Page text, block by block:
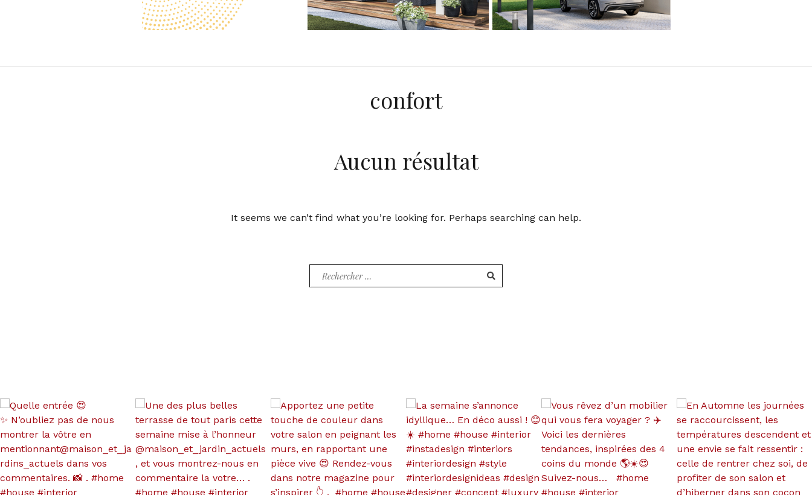
confort
Aucun résultat
It seems we can’t find what you’re looking for. Perhaps searching can help.
pour